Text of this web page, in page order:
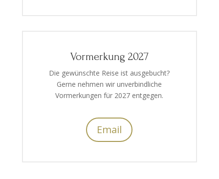
Vormerkung 2027
Die gewünschte Reise ist ausgebucht?
Gerne nehmen wir unverbindliche
Vormerkungen für 2027 entgegen.
Email